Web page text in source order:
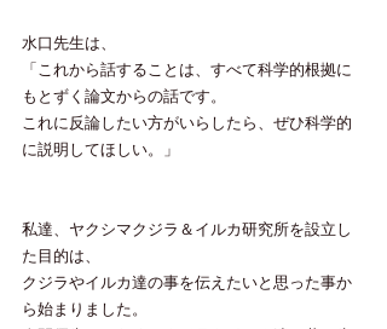
水口先生は、
「これから話することは、すべて科学的根拠に
もとずく論文からの話です。
これに反論したい方がいらしたら、ぜひ科学的
に説明してほしい。」
私達、ヤクシマクジラ＆イルカ研究所を設立し
た目的は、
クジラやイルカ達の事を伝えたいと思った事か
ら始まりました。